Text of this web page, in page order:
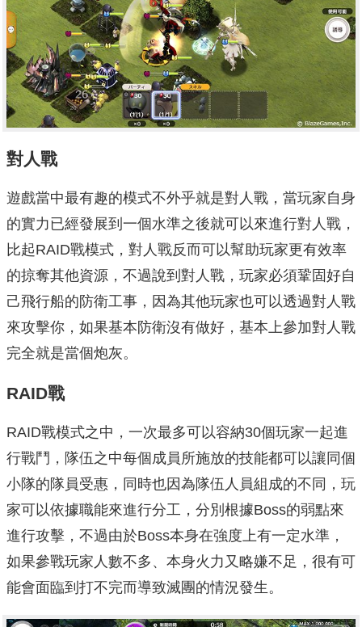
對人戰
遊戲當中最有趣的模式不外乎就是對人戰，當玩家自身
的實力已經發展到一個水準之後就可以來進行對人戰，
比起RAID戰模式，對人戰反而可以幫助玩家更有效率
的掠奪其他資源，不過說到對人戰，玩家必須鞏固好自
己飛行船的防衛工事，因為其他玩家也可以透過對人戰
來攻擊你，如果基本防衛沒有做好，基本上參加對人戰
完全就是當個炮灰。
RAID戰
RAID戰模式之中，一次最多可以容納30個玩家一起進
行戰鬥，隊伍之中每個成員所施放的技能都可以讓同個
小隊的隊員受惠，同時也因為隊伍人員組成的不同，玩
家可以依據職能來進行分工，分別根據Boss的弱點來
進行攻擊，不過由於Boss本身在強度上有一定水準，
如果參戰玩家人數不多、本身火力又略嫌不足，很有可
能會面臨到打不完而導致滅團的情況發生。